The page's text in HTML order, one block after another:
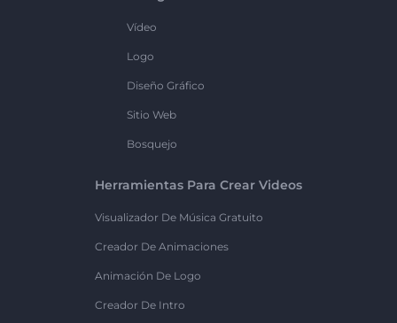
Vídeo
Logo
Diseño Gráfico
Sitio Web
Bosquejo
Herramientas Para Crear Videos
Visualizador De Música Gratuito
Creador De Animaciones
Animación De Logo
Creador De Intro